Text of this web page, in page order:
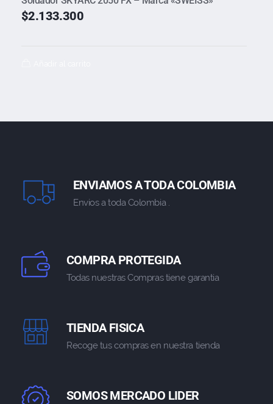
$2.133.300
ENVIAMOS A TODA COLOMBIA
Envios a toda Colombia .
COMPRA PROTEGIDA
Todas nuestras Compras tiene garantia
TIENDA FISICA
Recoge tus compras en nuestra tienda
SOMOS MERCADO LIDER